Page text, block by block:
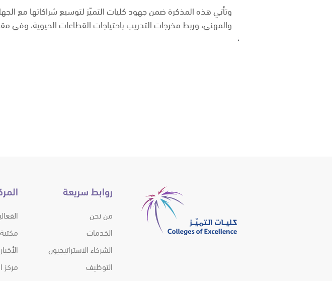
وتأتي هذه المذكرة ضمن جهود كليات التميّز لتوسيع شراكاتها مع
والمهني، وربط مخرجات التدريب باحتياجات القطاعات الحيوية، وفي
;
روابط سريعة
من نحن
الخدمات
الشركاء الاستراتيجيون
التوظيف
الأخبار
مركز